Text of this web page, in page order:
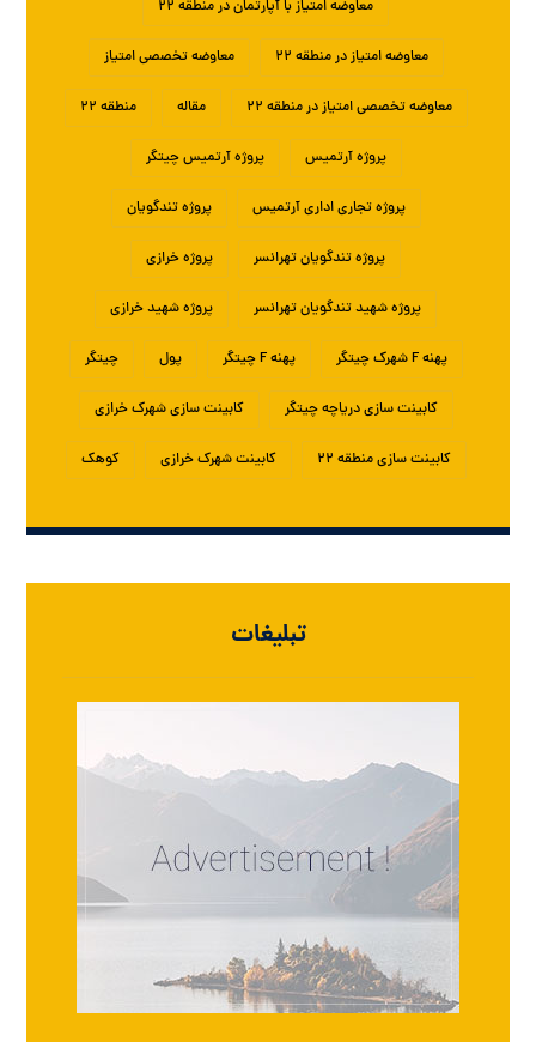
معاوضه امتیاز با آپارتمان در منطقه ۲۲
معاوضه امتیاز در منطقه ۲۲ معاوضه تخصصی امتیاز
معاوضه تخصصی امتیاز در منطقه ۲۲ مقاله منطقه ۲۲
پروژه آرتمیس پروژه آرتمیس چیتگر
پروژه تجاری اداری آرتمیس پروژه تندگویان
پروژه تندگویان تهرانسر پروژه خرازی
پروژه شهید تندگویان تهرانسر پروژه شهید خرازی
پهنه F شهرک چیتگر پهنه F چیتگر پول چیتگر
کابینت سازی دریاچه چیتگر کابینت سازی شهرک خرازی
کابینت سازی منطقه ۲۲ کابینت شهرک خرازی کوهک
تبلیغات